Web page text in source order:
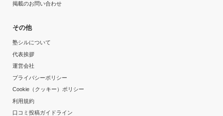
掲載のお問い合わせ
その他
塾シルについて
代表挨拶
運営会社
プライバシーポリシー
Cookie（クッキー）ポリシー
利用規約
口コミ投稿ガイドライン